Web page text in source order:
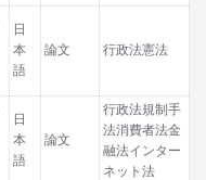
日
本
語
論文 行政法憲法
日
本
語
論文
行政法規制手
法消費者法金
融法インター
ネット法